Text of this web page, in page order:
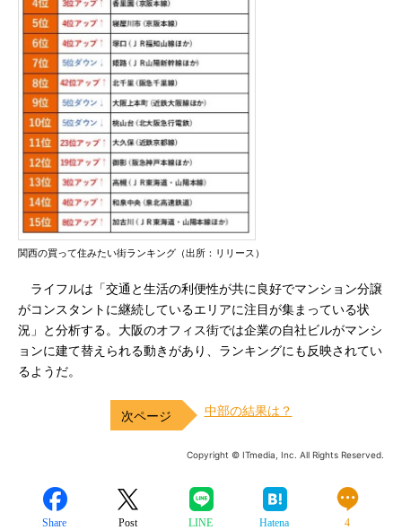
関西の買って住みたい街ランキング（出所：リリース）
ライフルは「交通と生活の利便性が共に良好でマンション分譲
がコンスタントに継続しているエリアに注目が集まっている状
況」と分析する。大阪のオフィス街では企業の自社ビルがマンシ
ョンに建て替えられる動きがあり、ランキングにも反映されてい
るようだ。
中部の結果は？
Copyright © ITmedia, Inc. All Rights Reserved.
Share Post LINE Hatena 4